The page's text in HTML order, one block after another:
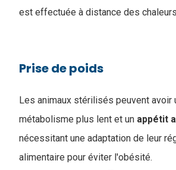
est effectuée à distance des
Prise de poids
Les animaux stérilisés peuvent avoir
métabolisme plus lent et un appétit
nécessitant une adaptation de leur
alimentaire pour éviter l'obésité.